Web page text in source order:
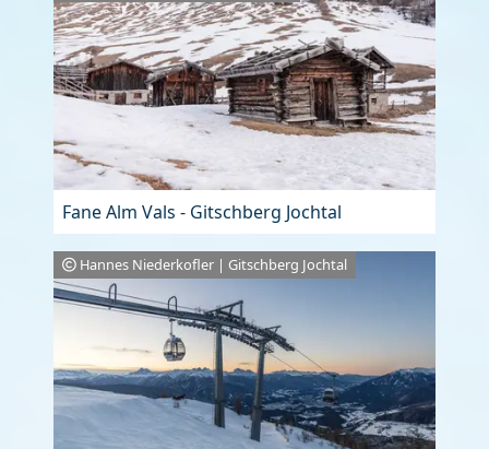
Fane Alm Vals - Gitschberg Jochtal
Hannes Niederkofler | Gitschberg Jochtal